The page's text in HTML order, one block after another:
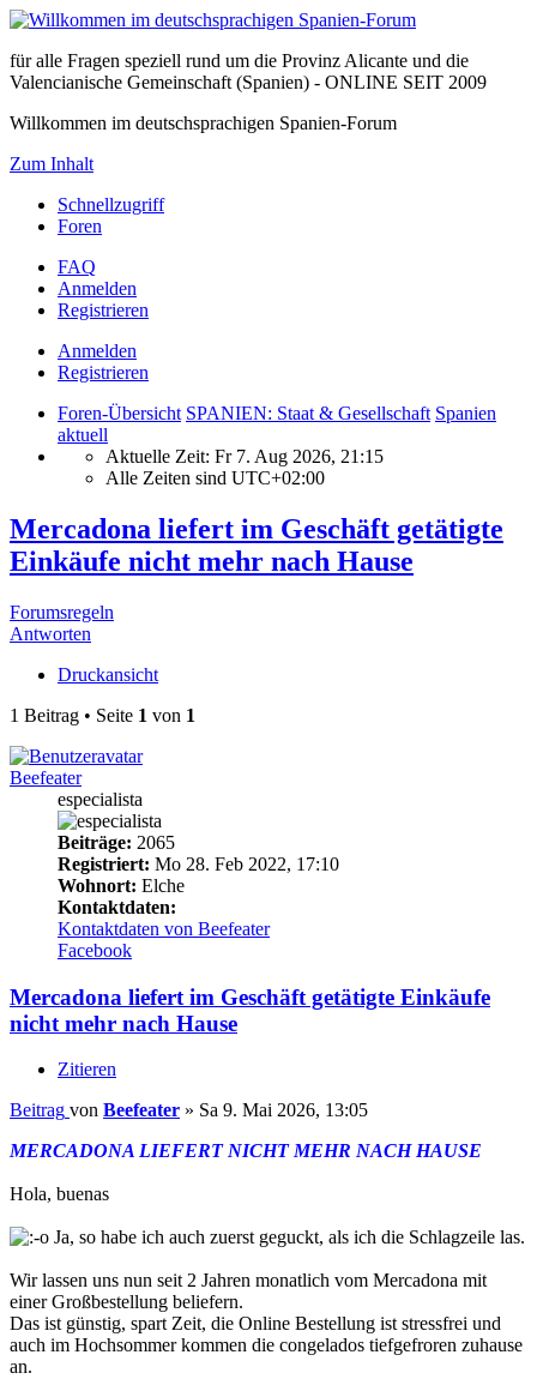
für alle Fragen speziell rund um die Provinz Alicante und die
Valencianische Gemeinschaft (Spanien) - ONLINE SEIT 2009
Willkommen im deutschsprachigen Spanien-Forum
Zum Inhalt
Schnellzugriff
Foren
FAQ
Anmelden
Registrieren
Anmelden
Registrieren
Foren-Übersicht SPANIEN: Staat & Gesellschaft Spanien
aktuell
Aktuelle Zeit: Fr 7. Aug 2026, 21:15
Alle Zeiten sind UTC+02:00
Mercadona liefert im Geschäft getätigte
Einkäufe nicht mehr nach Hause
Forumsregeln
Antworten
Druckansicht
1 Beitrag • Seite 1 von 1
Beefeater
especialista
Beiträge: 2065
Registriert: Mo 28. Feb 2022, 17:10
Wohnort: Elche
Kontaktdaten:
Kontaktdaten von Beefeater
Facebook
Mercadona liefert im Geschäft getätigte Einkäufe
nicht mehr nach Hause
Zitieren
Beitrag von Beefeater » Sa 9. Mai 2026, 13:05
MERCADONA LIEFERT NICHT MEHR NACH HAUSE
Hola, buenas
Ja, so habe ich auch zuerst geguckt, als ich die Schlagzeile las.
Wir lassen uns nun seit 2 Jahren monatlich vom Mercadona mit
einer Großbestellung beliefern.
Das ist günstig, spart Zeit, die Online Bestellung ist stressfrei und
auch im Hochsommer kommen die congelados tiefgefroren zuhause
an.